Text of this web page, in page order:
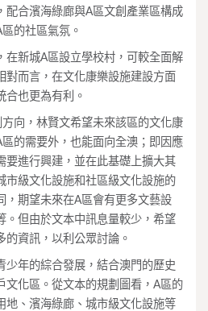
配合濱海綠廊與A區文創產業區構成
的社區氣氛。
在新城A區設立學校村，可較全面解
對而言，在文化康樂設施建設方面
合也更為有利。
向，林賢文希望未來該區的文化康
的需要外，也能面向全澳；即因應
要進行興建，並在此基礎上擴大其
市級文化設施和社區級文化設施的
，期望未來在A區會有更多文藝設
。但由於文本中訊息量較少，希望
的資訊，以利公眾討論。
少年的綜合發展，結合澳門的歷史
文化區。從文本的規劃圖看，A區的
地、濱海綠廊、城市級文化設施等